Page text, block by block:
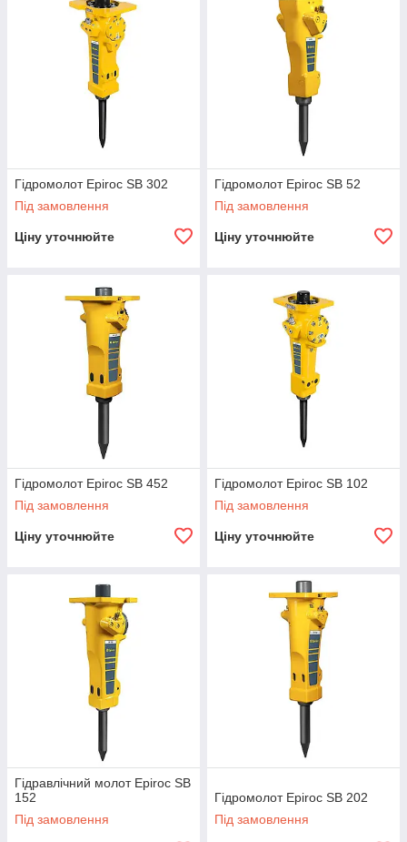
виконання широкого спектру завдань. Вони підходять для широкого
спектру машин-носіїв, таких як колісні та гусеничні екскаватори, та
допоможуть швидко і економічно виконати поставлену задачу!
Гідромолот Epiroc SB 302
Під замовлення
Ціну уточнюйте
Гідромолот Epiroc SB 52
Під замовлення
Ціну уточнюйте
Гідромолот Epiroc SB 452
Під замовлення
Ціну уточнюйте
Гідромолот Epiroc SB 102
Під замовлення
Ціну уточнюйте
Гідравлічний молот Epiroc SB
152
Під замовлення
Гідромолот Epiroc SB 202
Під замовлення